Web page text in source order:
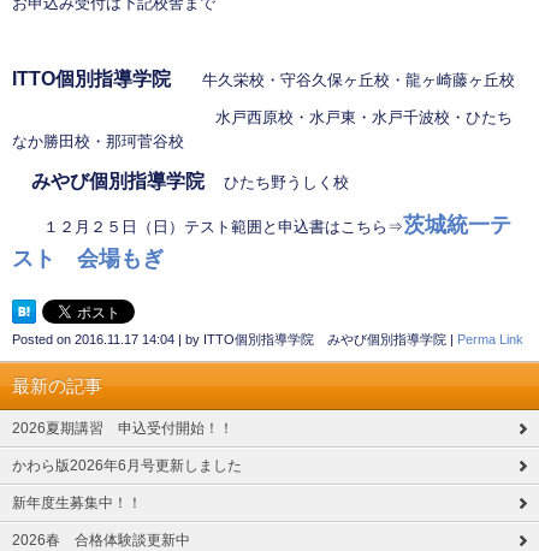
ITTO個別指導学院牛久栄校・守谷久保ヶ丘校・龍ヶ崎藤ヶ丘校
水戸西原校・水戸東・水戸千波校・ひたち
なか勝田校・那珂菅谷校
みやび個別指導学院 ひたち野うしく校
１２月２５日（日）テスト範囲と申込書はこちら⇒茨城統一テ
スト 会場もぎ
Posted on 2016.11.17 14:04 | by ITTO個別指導学院 みやび個別指導学院 | Perma Link
最新の記事
2026夏期講習 申込受付開始！！
かわら版2026年6月号更新しました
新年度生募集中！！
2026春 合格体験談更新中